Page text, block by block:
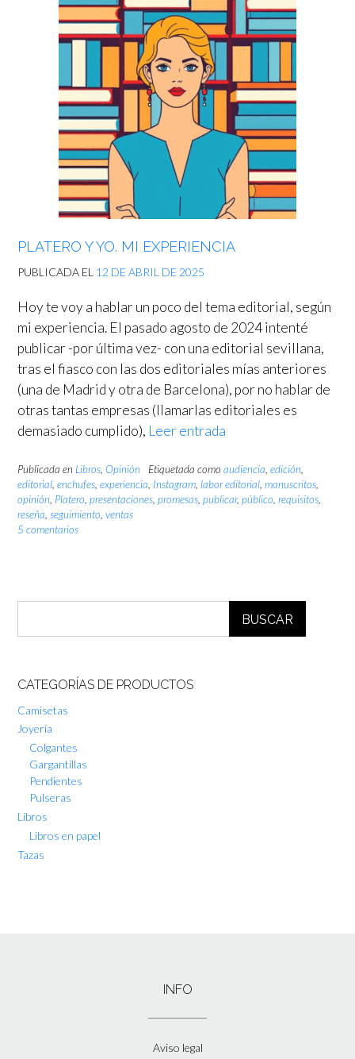
PLATERO Y YO. MI EXPERIENCIA
PUBLICADA EL 12 DE ABRIL DE 2025
Hoy te voy a hablar un poco del tema editorial, según
mi experiencia. El pasado agosto de 2024 intenté
publicar -por última vez- con una editorial sevillana,
tras el fiasco con las dos editoriales mías anteriores
(una de Madrid y otra de Barcelona), por no hablar de
otras tantas empresas (llamarlas editoriales es
demasiado cumplido), Leer entrada
Publicada en Libros, Opinión Etiquetada como audiencia, edición,
editorial, enchufes, experiencia, Instagram, labor editorial, manuscritos,
opinión, Platero, presentaciones, promesas, publicar, público, requisitos,
reseña, seguimiento, ventas
5 comentarios
BUSCAR
CATEGORÍAS DE PRODUCTOS
Camisetas
Joyería
Colgantes
Gargantillas
Pendientes
Pulseras
Libros
Libros en papel
Tazas
INFO
Aviso legal